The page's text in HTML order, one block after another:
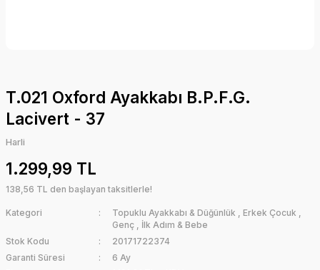
T.021 Oxford Ayakkabı B.P.F.G.
Lacivert - 37
Harli
1.299,99 TL
138,56 TL den başlayan taksitlerle!
Kategori Topuklu Ayakkabı & Düğünlük , Erkek Çocuk ,
Genç , İlk Adım & Bebe
Stok Kodu
20171722374
Garanti Süresi
6 Ay